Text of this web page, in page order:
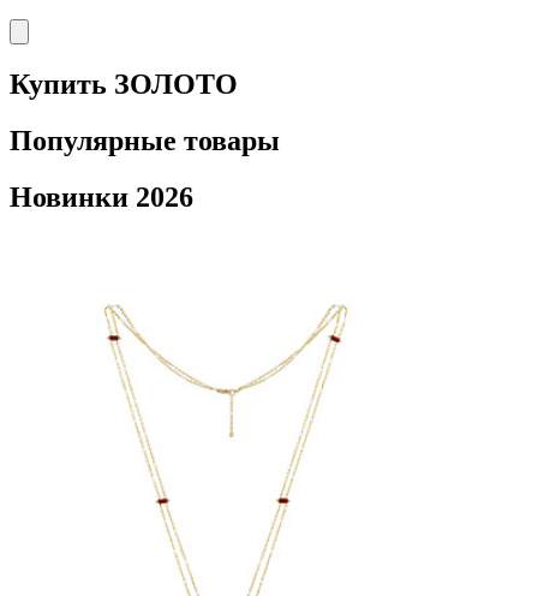
Купить ЗОЛОТО
Популярные товары
Новинки 2026